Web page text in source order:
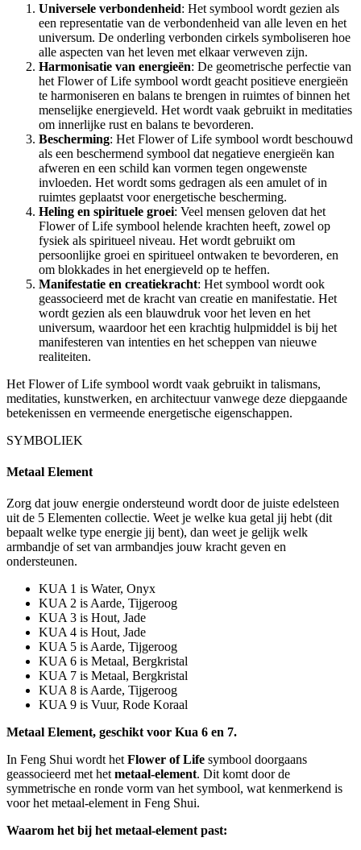
Universele verbondenheid: Het symbool wordt gezien als
een representatie van de verbondenheid van alle leven en het
universum. De onderling verbonden cirkels symboliseren hoe
alle aspecten van het leven met elkaar verweven zijn.
Harmonisatie van energieën: De geometrische perfectie van
het Flower of Life symbool wordt geacht positieve energieën
te harmoniseren en balans te brengen in ruimtes of binnen het
menselijke energieveld. Het wordt vaak gebruikt in meditaties
om innerlijke rust en balans te bevorderen.
Bescherming: Het Flower of Life symbool wordt beschouwd
als een beschermend symbool dat negatieve energieën kan
afweren en een schild kan vormen tegen ongewenste
invloeden. Het wordt soms gedragen als een amulet of in
ruimtes geplaatst voor energetische bescherming.
Heling en spirituele groei: Veel mensen geloven dat het
Flower of Life symbool helende krachten heeft, zowel op
fysiek als spiritueel niveau. Het wordt gebruikt om
persoonlijke groei en spiritueel ontwaken te bevorderen, en
om blokkades in het energieveld op te heffen.
Manifestatie en creatiekracht: Het symbool wordt ook
geassocieerd met de kracht van creatie en manifestatie. Het
wordt gezien als een blauwdruk voor het leven en het
universum, waardoor het een krachtig hulpmiddel is bij het
manifesteren van intenties en het scheppen van nieuwe
realiteiten.
Het Flower of Life symbool wordt vaak gebruikt in talismans,
meditaties, kunstwerken, en architectuur vanwege deze diepgaande
betekenissen en vermeende energetische eigenschappen.
SYMBOLIEK
Metaal Element
Zorg dat jouw energie ondersteund wordt door de juiste edelsteen
uit de 5 Elementen collectie. Weet je welke kua getal jij hebt (dit
bepaalt welke type energie jij bent), dan weet je gelijk welk
armbandje of set van armbandjes jouw kracht geven en
ondersteunen.
KUA 1 is Water, Onyx
KUA 2 is Aarde, Tijgeroog
KUA 3 is Hout, Jade
KUA 4 is Hout, Jade
KUA 5 is Aarde, Tijgeroog
KUA 6 is Metaal, Bergkristal
KUA 7 is Metaal, Bergkristal
KUA 8 is Aarde, Tijgeroog
KUA 9 is Vuur, Rode Koraal
Metaal Element, geschikt voor Kua 6 en 7.
In Feng Shui wordt hetFlower of Life symbool doorgaans
geassocieerd met hetmetaal-element. Dit komt door de
symmetrische en ronde vorm van het symbool, wat kenmerkend is
voor het metaal-element in Feng Shui.
Waarom het bij het metaal-element past: